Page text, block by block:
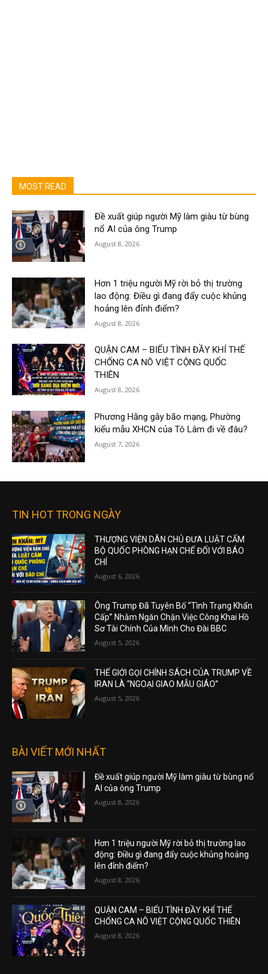
MOST READ
Đề xuất giúp người Mỹ làm giàu từ bùng
nổ AI của ông Trump
August 8, 2026
Hơn 1 triệu người Mỹ rời bỏ thị trường
lao động: Điều gì đang đẩy cuộc khủng
hoảng lên đỉnh điểm?
August 8, 2026
QUẬN CAM – BIỂU TÌNH ĐẦY KHÍ THẾ
CHỐNG CA NÔ VIỆT CỘNG QUỐC
THIÊN
August 8, 2026
Phương Hằng gây bão mạng, Phường
kiểu mẫu XHCN của Tô Lâm đi về đâu?
August 7, 2026
TIN HOT TRONG NGÀY
THƯỢNG VIỆN DÂN CHỦ ĐƯA LUẬT CẤM
BỘ QUỐC PHÒNG HẠN CHẾ ĐỐI VỚI BÁO
CHÍ
August 6, 2026
Ông Trump Đã Tuyên Bố “Tình Trạng Khẩn
Cấp” Nhằm Ngăn Chặn Việc Công Khai Hồ
Sơ Tài Chính Của Mình Cho Đài BBC
August 5, 2026
THẾ GIỚI GỌI CHÍNH SÁCH CỦA TRUMP VỀ
IRAN LÀ “NGOẠI GIAO MẪU GIÁO”
August 5, 2026
BÀI VIẾT MỚI NHẤT
Đề xuất giúp người Mỹ làm giàu từ bùng nổ
AI của ông Trump
August 8, 2026
Hơn 1 triệu người Mỹ rời bỏ thị trường lao
động: Điều gì đang đẩy cuộc khủng hoảng
lên đỉnh điểm?
August 8, 2026
QUẬN CAM – BIỂU TÌNH ĐẦY KHÍ THẾ
CHỐNG CA NÔ VIỆT CỘNG QUỐC THIÊN
August 8, 2026